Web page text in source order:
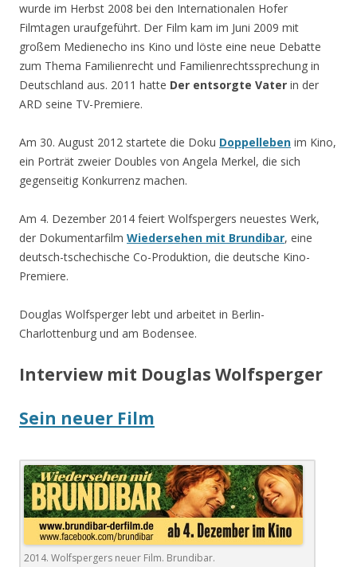
wurde im Herbst 2008 bei den Internationalen Hofer
Filmtagen uraufgeführt. Der Film kam im Juni 2009 mit
großem Medienecho ins Kino und löste eine neue Debatte
zum Thema Familienrecht und Familienrechtssprechung in
Deutschland aus. 2011 hatte Der entsorgte Vater in der
ARD seine TV-Premiere.
Am 30. August 2012 startete die Doku Doppelleben im Kino,
ein Porträt zweier Doubles von Angela Merkel, die sich
gegenseitig Konkurrenz machen.
Am 4. Dezember 2014 feiert Wolfspergers neuestes Werk,
der Dokumentarfilm Wiedersehen mit Brundibar, eine
deutsch-tschechische Co-Produktion, die deutsche Kino-
Premiere.
Douglas Wolfsperger lebt und arbeitet in Berlin-
Charlottenburg und am Bodensee.
Interview mit Douglas Wolfsperger
Sein neuer Film
2014. Wolfspergers neuer Film. Brundibar.